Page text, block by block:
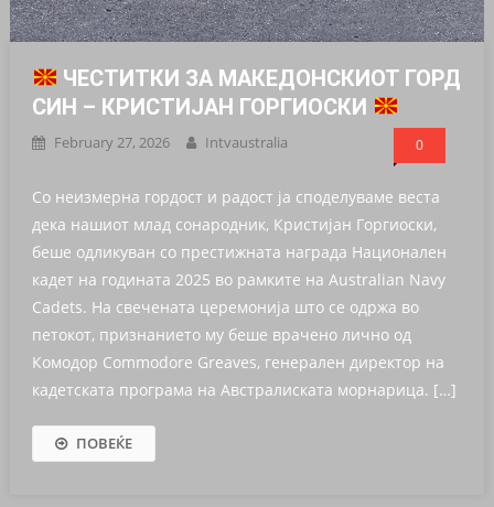
ЧЕСТИТКИ ЗА МАКЕДОНСКИОТ ГОРД
СИН – КРИСТИЈАН ГОРГИОСКИ
February 27, 2026 Intvaustralia 0
Со неизмерна гордост и радост ја споделуваме веста
дека нашиот млад сонародник, Кристијан Горгиоски,
беше одликуван со престижната награда Национален
кадет на годината 2025 во рамките на Australian Navy
Cadets. На свечената церемонија што се одржа во
петокот, признанието му беше врачено лично од
Комодор Commodore Greaves, генерален директор на
кадетската програма на Австралиската морнарица. […]
ПОВЕЌЕ